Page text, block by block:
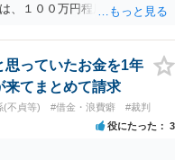
１００万円程度となる可能
、時間的、精神的負担等）、
姿勢を示すことで、プラス
決する多くの場合は、相手
円以下で合意できる場合は
円から８０万円程度になる
２ 質問② ご記載の内容が
います。 なお、ご自身が離
思っていたお金を1年
来てまとめて請求
(不貞等) #借金・浪費癖 #裁判
役にたった 3